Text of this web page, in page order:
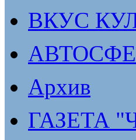
ВКУС
Архив
ГАЗЕТА